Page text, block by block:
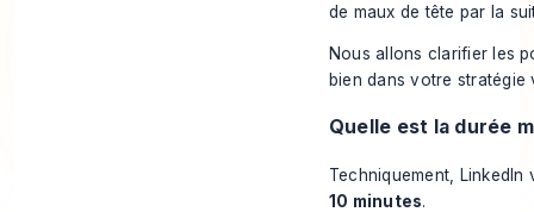
de maux de tête par la
Nous allons clarifier les
bien dans votre stratégie
Quelle est la durée
Techniquement,
10 minutes.